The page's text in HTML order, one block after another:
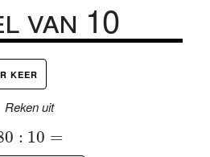
van 10
KEER
Reken uit
: 10 =
:10=